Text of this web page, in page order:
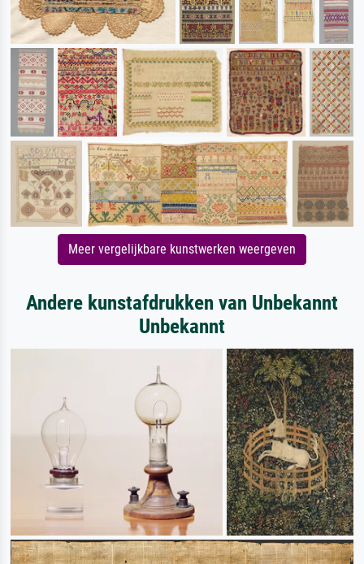
Meer vergelijkbare kunstwerken weergeven
Andere kunstafdrukken van Unbekannt
Unbekannt